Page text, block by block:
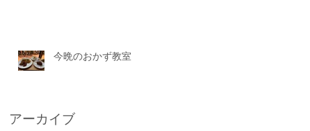
今晩のおかず教室
アーカイブ